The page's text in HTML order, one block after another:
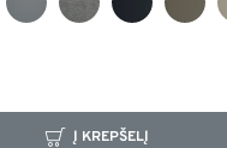
Į KREPŠELĮ